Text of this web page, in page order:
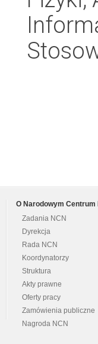
O Narodowym Centrum
Zadania NCN
Dyrekcja
Rada NCN
Koordynatorzy
Struktura
Akty prawne
Oferty pracy
Zamówienia publiczne
Nagroda NCN